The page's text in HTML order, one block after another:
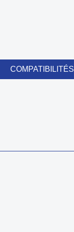
COMPATIBILITÉS